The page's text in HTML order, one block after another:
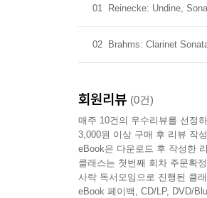
01 Reinecke: Undine,
02 Brahms: Clarinet
회원리뷰 (0건)
매주 10건의 우수리뷰를 선정
3,000원 이상 구매 후 리뷰 작
eBook은 다운로드 후 작성한
클래스는 첫번째 회차 주문확
사락 독서모임으로 진행된 클
eBook 페이백, CD/LP, DVD/